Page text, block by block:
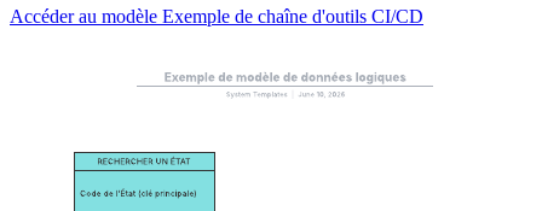
Accéder au modèle Exemple de chaîne d'outils CI/CD